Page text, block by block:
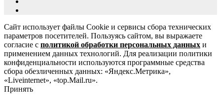
Сайт использует файлы Cookie и сервисы сбора технических
параметров посетителей. Пользуясь сайтом, вы выражаете
согласие с политикой обработки персональных данных и
применением данных технологий. Для реализации политики
конфиденциальности используются программные средства
сбора обезличенных данных: «Яндекс.Метрика»,
«Liveinternet», «top.Mail.ru».
Принять